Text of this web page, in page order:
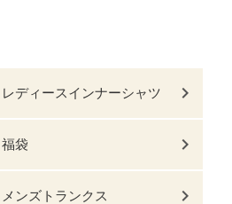
レディースインナーシャツ
福袋
メンズトランクス